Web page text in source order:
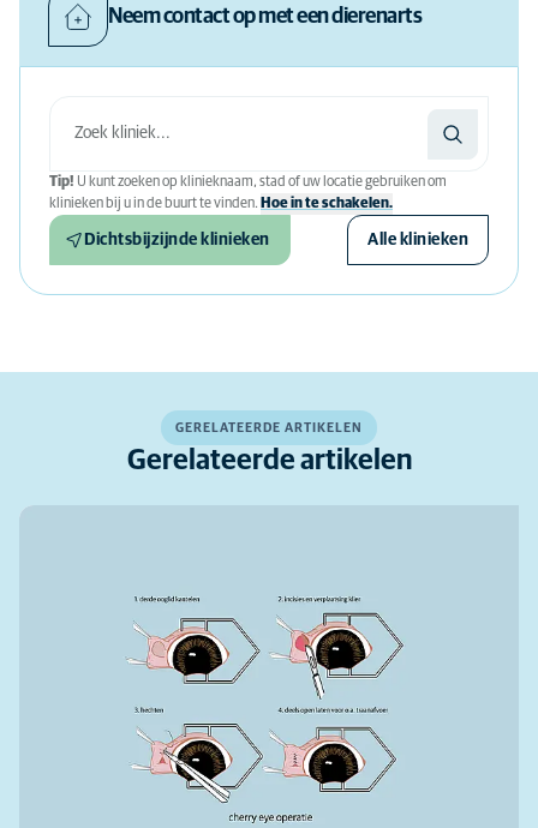
Neem contact op met een dierenarts
Tip! U kunt zoeken op klinieknaam, stad of uw locatie gebruiken om
klinieken bij u in de buurt te vinden. Hoe in te schakelen.
Dichtsbijzijnde klinieken Alle klinieken
GERELATEERDE ARTIKELEN
Gerelateerde artikelen